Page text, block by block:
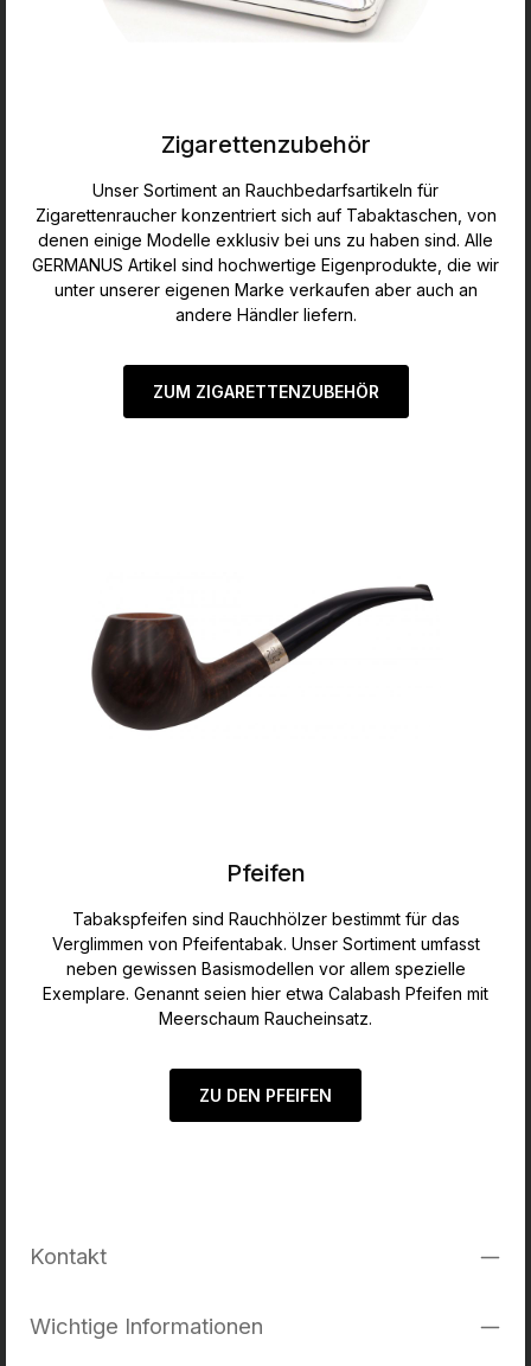
Zigarettenzubehör
Unser Sortiment an Rauchbedarfsartikeln für
Zigarettenraucher konzentriert sich auf Tabaktaschen, von
denen einige Modelle exklusiv bei uns zu haben sind. Alle
GERMANUS Artikel sind hochwertige Eigenprodukte, die wir
unter unserer eigenen Marke verkaufen aber auch an
andere Händler liefern.
ZUM ZIGARETTENZUBEHÖR
Pfeifen
Tabakspfeifen sind Rauchhölzer bestimmt für das
Verglimmen von Pfeifentabak. Unser Sortiment umfasst
neben gewissen Basismodellen vor allem spezielle
Exemplare. Genannt seien hier etwa Calabash Pfeifen mit
Meerschaum Raucheinsatz.
ZU DEN PFEIFEN
Kontakt
Wichtige Informationen